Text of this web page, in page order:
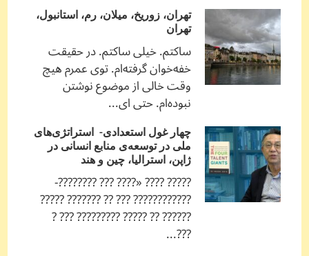
تهران، زوریخ، میلان، رم، استانبول،
تهران
ساکتم. خیلی ساکتم. در حقیقت
خفه‌خوان گرفته‌ام. توی عمرم هیچ
وقت خالی از موضوع نوشتن
نبوده‌ام. حتی ای...
چهار غول استعدادی- استراتژی‌های
ملی در توسعه‌ی منابع انسانی در
ژاپن، استرالیا، چین و هند
????? ???? «???? ??? ????????-
???????????? ??? ?? ??????? ?????
?????? ?? ????? ????????? ??? ?
???...